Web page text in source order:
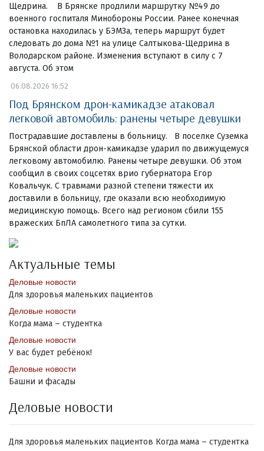
Щедрина. В Брянске продлили маршрутку №49 до
военного госпиталя Минобороны России. Ранее конечная
остановка находилась у БЭМЗа, теперь маршрут будет
следовать до дома №1 на улице Салтыкова-Щедрина в
Володарском районе. Изменения вступают в силу с 7
августа. Об этом
06.08.2026 16:52
Под Брянском дрон-камикадзе атаковал
легковой автомобиль: ранены четыре девушки
Пострадавшие доставлены в больницу. В поселке Суземка
Брянской области дрон-камикадзе ударил по движущемуся
легковому автомобилю. Ранены четыре девушки. Об этом
сообщил в своих соцсетях врио губернатора Егор
Ковальчук. С травмами разной степени тяжести их
доставили в больницу, где оказали всю необходимую
медицинскую помощь. Всего над регионом сбили 155
вражеских БпЛА самолетного типа за сутки.
Актуальные темы
Деловые новости
Для здоровья маленьких пациентов
Деловые новости
Когда мама – студентка
Деловые новости
У вас будет ребёнок!
Деловые новости
Башни и фасады
Деловые новости
Для здоровья маленьких пациентов Когда мама – студентка